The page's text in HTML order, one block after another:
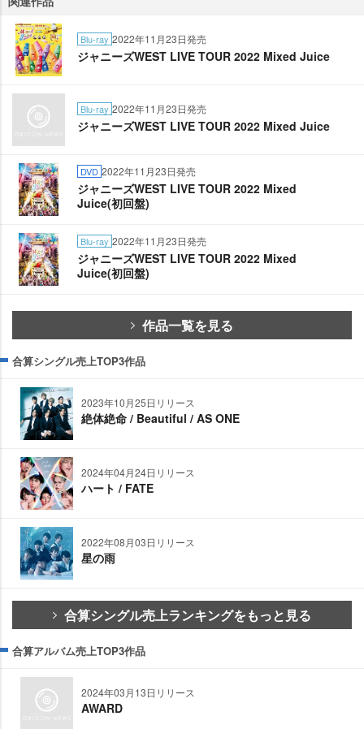
Blu-ray 2022年11月23日発売
ジャニーズWEST LIVE TOUR 2022 Mixed Juice
Blu-ray 2022年11月23日発売
ジャニーズWEST LIVE TOUR 2022 Mixed Juice
DVD 2022年11月23日発売
ジャニーズWEST LIVE TOUR 2022 Mixed
Juice(初回盤)
Blu-ray 2022年11月23日発売
ジャニーズWEST LIVE TOUR 2022 Mixed
Juice(初回盤)
作品一覧を見る
合算シングル売上TOP3作品
2023年10月25日リリース
絶体絶命 / Beautiful / AS ONE
2024年04月24日リリース
ハート / FATE
2022年08月03日リリース
星の雨
合算シングル売上ランキングをもっと見る
合算アルバム売上TOP3作品
2024年03月13日リリース
AWARD